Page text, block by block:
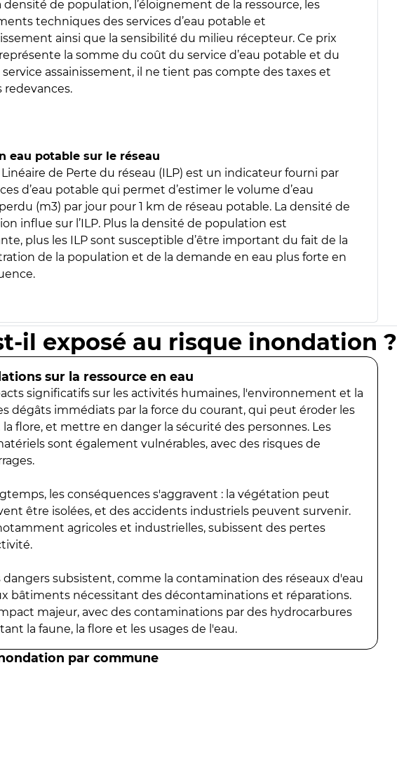
densité de population, l’éloignement de la ressource, les
techniques des services d’eau potable et
ainsi que la sensibilité du milieu récepteur. Ce prix
la somme du coût du service d’eau potable et du
assainissement, il ne tient pas compte des taxes et
redevances.
eau potable sur le réseau
Linéaire de Perte du réseau (ILP) est un indicateur fourni par
d’eau potable qui permet d’estimer le volume d’eau
(m3) par jour pour 1 km de réseau potable. La densité de
influe sur l’ILP. Plus la densité de population est
plus les ILP sont susceptible d’être important du fait de la
de la population et de la demande en eau plus forte en
il exposé au risque inondation ?
sur la ressource en eau
significatifs sur les activités humaines, l'environnement et la
dégâts immédiats par la force du courant, qui peut éroder les
flore, et mettre en danger la sécurité des personnes. Les
sont également vulnérables, avec des risques de
les conséquences s'aggravent : la végétation peut
être isolées, et des accidents industriels peuvent survenir.
agricoles et industrielles, subissent des pertes
dangers subsistent, comme la contamination des réseaux d'eau
bâtiments nécessitant des décontaminations et réparations.
majeur, avec des contaminations par des hydrocarbures
la faune, la flore et les usages de l'eau.
par commune